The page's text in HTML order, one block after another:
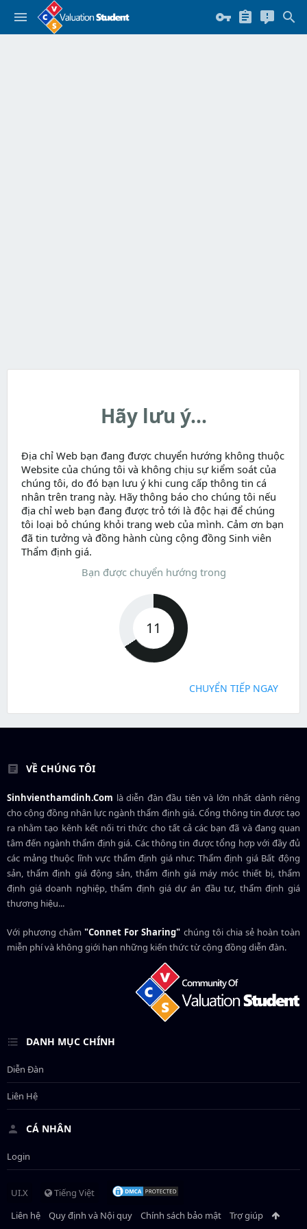
Hãy lưu ý...
Địa chỉ Web bạn đang được chuyển hướng không thuộc
Website của chúng tôi và không chịu sự kiểm soát của
chúng tôi, do đó bạn lưu ý khi cung cấp thông tin cá
nhân trên trang này. Hãy thông báo cho chúng tôi nếu
địa chỉ web bạn đang được trỏ tới là độc hại để chúng
tôi loại bỏ chúng khỏi trang web của mình. Cảm ơn bạn
đã tin tưởng và đồng hành cùng cộng đồng Sinh viên
Thẩm định giá.
Bạn được chuyển hướng trong
11
CHUYỂN TIẾP NGAY
VỀ CHÚNG TÔI
Sinhvienthamdinh.Com là diễn đàn đầu tiên và lớn nhất dành riêng
cho cộng đồng nhân lực ngànhthẩm định giá. Cổng thông tin được tạo
ra nhằm tạo kênh kết nối tri thức cho tất cả các bạn đã và đang quan
tâm đến ngành thẩm định giá. Các thông tin được tổng hợp với đầy đủ
các mảng thuộc lĩnh vực thẩm định giá như: Thẩm định giá Bất động
sản, thẩm định giá động sản, thẩm định giá máy móc thiết bị, thẩm
định giá doanh nghiệp, thẩm định giá dự án đầu tư, thẩm định giá
thương hiệu...
Với phương châm"Connet For Sharing" chúng tôi chia sẻ hoàn toàn
miễn phí và không giới hạn những kiến thức từ cộng đồng diễn đàn.
DANH MỤC CHÍNH
Diễn Đàn
Liên Hệ
CÁ NHÂN
Login
UI.X
Tiếng Việt
Liên hệ
Quy định và Nội quy Chính sách bảo mật Trợ giúp